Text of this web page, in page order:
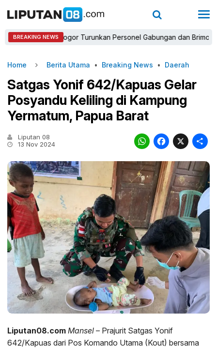
BREAKING NEWS
Kapolres Bogor Turunkan Personel Gabungan dan Brimob,
Home Berita Utama • Breaking News • Daerah
Satgas Yonif 642/Kapuas Gelar
Posyandu Keliling di Kampung
Yermatum, Papua Barat
Liputan 08
13 Nov 2024
X
Liputan08.com Mansel – Prajurit Satgas Yonif
642/Kapuas dari Pos Komando Utama (Kout) bersama